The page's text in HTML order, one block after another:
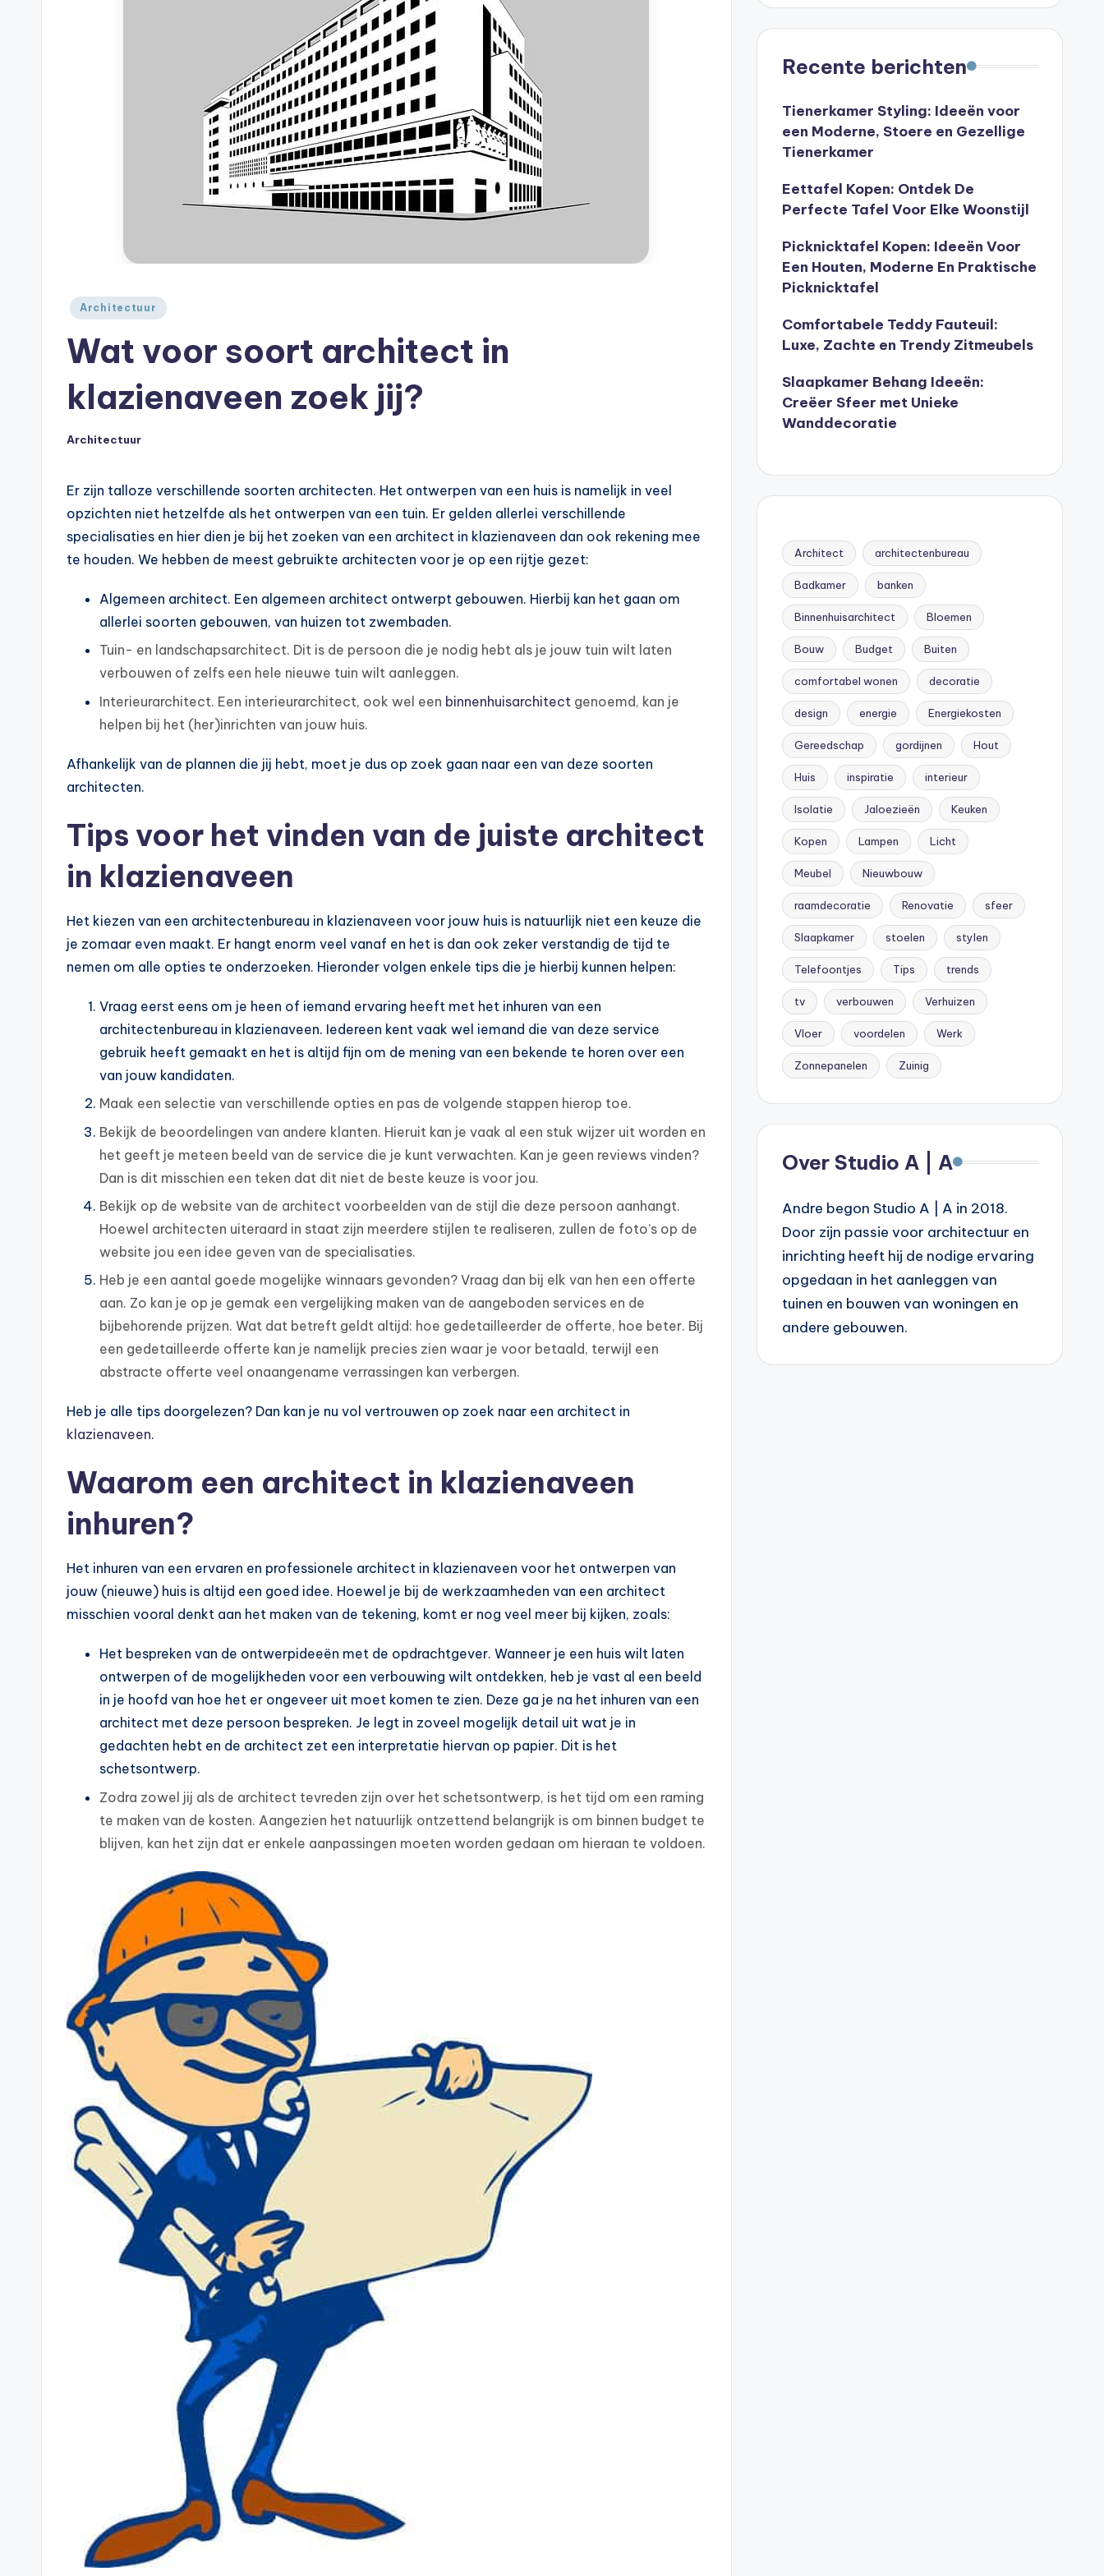
Geplaatst
Architectuur
Wat voor soort architect in
klazienaveen zoek jij?
Geplaatst
Architectuur
Er zijn talloze verschillende soorten architecten. Het ontwerpen van een huis is namelijk in veel
opzichten niet hetzelfde als het ontwerpen van een tuin. Er gelden allerlei verschillende
specialisaties en hier dien je bij het zoeken van een architect in klazienaveen dan ook rekening mee
te houden. We hebben de meest gebruikte architecten voor je op een rijtje gezet:
Algemeen architect. Een algemeen architect ontwerpt gebouwen. Hierbij kan het gaan om
allerlei soorten gebouwen, van huizen tot zwembaden.
Tuin- en landschapsarchitect. Dit is de persoon die je nodig hebt als je jouw tuin wilt laten
verbouwen of zelfs een hele nieuwe tuin wilt aanleggen.
Interieurarchitect. Een interieurarchitect, ook wel een binnenhuisarchitect genoemd, kan je
helpen bij het (her)inrichten van jouw huis.
Afhankelijk van de plannen die jij hebt, moet je dus op zoek gaan naar een van deze soorten
architecten.
Tips voor het vinden van de juiste architect
in klazienaveen
Het kiezen van een architectenbureau in klazienaveen voor jouw huis is natuurlijk niet een keuze die
je zomaar even maakt. Er hangt enorm veel vanaf en het is dan ook zeker verstandig de tijd te
nemen om alle opties te onderzoeken. Hieronder volgen enkele tips die je hierbij kunnen helpen:
Vraag eerst eens om je heen of iemand ervaring heeft met het inhuren van een
architectenbureau in klazienaveen. Iedereen kent vaak wel iemand die van deze service
gebruik heeft gemaakt en het is altijd fijn om de mening van een bekende te horen over een
van jouw kandidaten.
Maak een selectie van verschillende opties en pas de volgende stappen hierop toe.
Bekijk de beoordelingen van andere klanten. Hieruit kan je vaak al een stuk wijzer uit worden en
het geeft je meteen beeld van de service die je kunt verwachten. Kan je geen reviews vinden?
Dan is dit misschien een teken dat dit niet de beste keuze is voor jou.
Bekijk op de website van de architect voorbeelden van de stijl die deze persoon aanhangt.
Hoewel architecten uiteraard in staat zijn meerdere stijlen te realiseren, zullen de foto’s op de
website jou een idee geven van de specialisaties.
Heb je een aantal goede mogelijke winnaars gevonden? Vraag dan bij elk van hen een offerte
aan. Zo kan je op je gemak een vergelijking maken van de aangeboden services en de
bijbehorende prijzen. Wat dat betreft geldt altijd: hoe gedetailleerder de offerte, hoe beter. Bij
een gedetailleerde offerte kan je namelijk precies zien waar je voor betaald, terwijl een
abstracte offerte veel onaangename verrassingen kan verbergen.
Heb je alle tips doorgelezen? Dan kan je nu vol vertrouwen op zoek naar een architect in
klazienaveen.
Waarom een architect in klazienaveen
inhuren?
Het inhuren van een ervaren en professionele architect in klazienaveen voor het ontwerpen van
jouw (nieuwe) huis is altijd een goed idee. Hoewel je bij de werkzaamheden van een architect
misschien vooral denkt aan het maken van de tekening, komt er nog veel meer bij kijken, zoals:
Het bespreken van de ontwerpideeën met de opdrachtgever. Wanneer je een huis wilt laten
ontwerpen of de mogelijkheden voor een verbouwing wilt ontdekken, heb je vast al een beeld
in je hoofd van hoe het er ongeveer uit moet komen te zien. Deze ga je na het inhuren van een
architect met deze persoon bespreken. Je legt in zoveel mogelijk detail uit wat je in
gedachten hebt en de architect zet een interpretatie hiervan op papier. Dit is het
schetsontwerp.
Zodra zowel jij als de architect tevreden zijn over het schetsontwerp, is het tijd om een raming
te maken van de kosten. Aangezien het natuurlijk ontzettend belangrijk is om binnen budget te
blijven, kan het zijn dat er enkele aanpassingen moeten worden gedaan om hieraan te voldoen.
Recente berichten
Tienerkamer Styling: Ideeën voor
een Moderne, Stoere en Gezellige
Tienerkamer
Eettafel Kopen: Ontdek De
Perfecte Tafel Voor Elke Woonstijl
Picknicktafel Kopen: Ideeën Voor
Een Houten, Moderne En Praktische
Picknicktafel
Comfortabele Teddy Fauteuil:
Luxe, Zachte en Trendy Zitmeubels
Slaapkamer Behang Ideeën:
Creëer Sfeer met Unieke
Wanddecoratie
Architect architectenbureau
Badkamer banken
Binnenhuisarchitect Bloemen
Bouw Budget Buiten
comfortabel wonen decoratie
design energie Energiekosten
Gereedschap gordijnen Hout
Huis inspiratie interieur
Isolatie Jaloezieën Keuken
Kopen Lampen Licht
Meubel Nieuwbouw
raamdecoratie Renovatie sfeer
Slaapkamer stoelen stylen
Telefoontjes Tips trends
tv verbouwen Verhuizen
Vloer voordelen Werk
Zonnepanelen Zuinig
Over Studio A | A
Andre begon Studio A | A in 2018.
Door zijn passie voor architectuur en
inrichting heeft hij de nodige ervaring
opgedaan in het aanleggen van
tuinen en bouwen van woningen en
andere gebouwen.